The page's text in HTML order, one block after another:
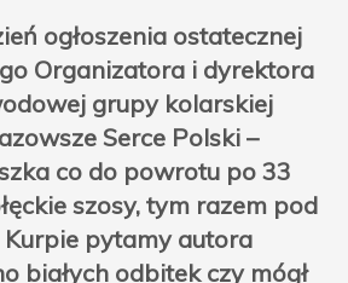
ogłoszenia ostatecznej
Organizatora i dyrektora
grupy kolarskiej
Serce Polski –
co do powrotu po 33
szosy, tym razem pod
Kurpie pytamy autora
białych odbitek czy mógł